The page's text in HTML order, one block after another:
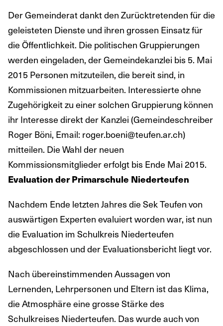
Der Gemeinderat dankt den Zurücktretenden für die
geleisteten Dienste und ihren grossen Einsatz für
die Öffentlichkeit. Die politischen Gruppierungen
werden eingeladen, der Gemeindekanzlei bis 5. Mai
2015 Personen mitzuteilen, die bereit sind, in
Kommissionen mitzuarbeiten. Interessierte ohne
Zugehörigkeit zu einer solchen Gruppierung können
ihr Interesse direkt der Kanzlei (Gemeindeschreiber
Roger Böni, Email: roger.boeni@teufen.ar.ch)
mitteilen. Die Wahl der neuen
Kommissionsmitglieder erfolgt bis Ende Mai 2015.
Evaluation der Primarschule Niederteufen
Nachdem Ende letzten Jahres die Sek Teufen von
auswärtigen Experten evaluiert worden war, ist nun
die Evaluation im Schulkreis Niederteufen
abgeschlossen und der Evaluationsbericht liegt vor.
Nach übereinstimmenden Aussagen von
Lernenden, Lehrpersonen und Eltern ist das Klima,
die Atmosphäre eine grosse Stärke des
Schulkreises Niederteufen. Das wurde auch von